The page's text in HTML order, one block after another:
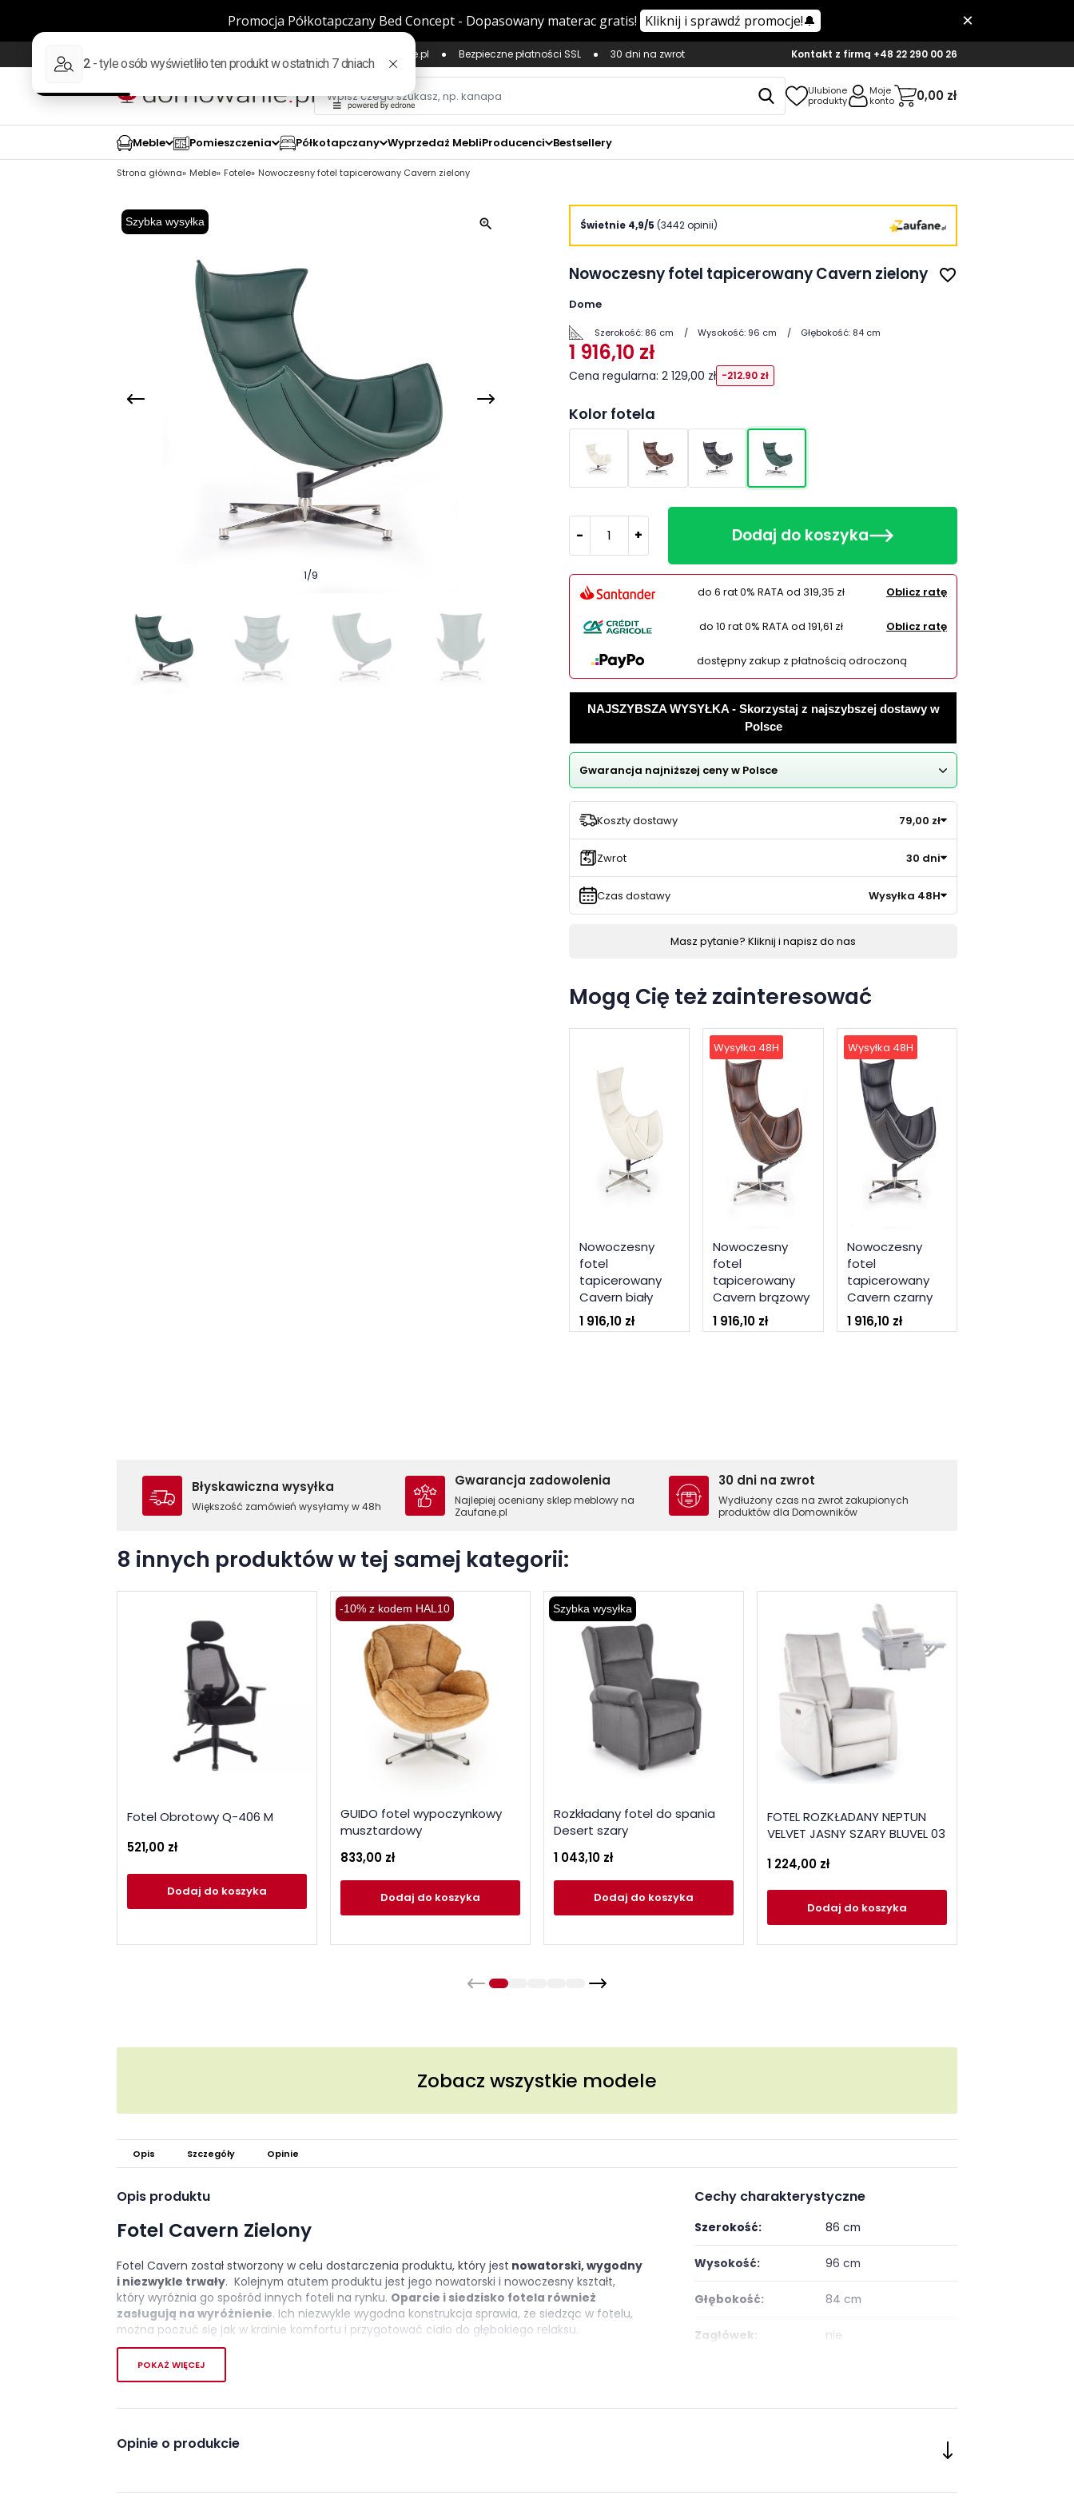
98% pozytywnych opinii według Zaufane.pl Bezpieczne płatności SSL 30 dni na zwrot Kontakt z firmą +48 22 290 00 26
Ulubione
produkty
Moje
konto
0,00 zł
Meble Pomieszczenia Półkotapczany Wyprzedaż MebliProducenci Bestsellery
Strona główna Meble Fotele Nowoczesny fotel tapicerowany Cavern zielony
Szybka wysyłka
1/9
zoom_in Świetnie 4,9/5 (3442 opinii)
Nowoczesny fotel tapicerowany Cavern zielony favorite_border
Dome
Szerokość: 86 cm Wysokość: 96 cm Głębokość: 84 cm
1 916,10 zł
Cena regularna: 2 129,00 zł -212.90 zł
Kolor fotela
- + Dodaj do koszyka
do 6 rat 0% RATA od 319,35 zł Oblicz ratę
do 10 rat 0% RATA od 191,61 zł Oblicz ratę
dostępny zakup z płatnością odroczoną
NAJSZYBSZA WYSYŁKA - Skorzystaj z najszybszej dostawy w
Polsce
Gwarancja najniższej ceny w Polsce
Koszty dostawy 79,00 zł
Zwrot 30 dni
Czas dostawy Wysyłka 48H
Masz pytanie? Kliknij i napisz do nas
Mogą Cię też zainteresować
Nowoczesny
fotel
tapicerowany
Cavern biały
1 916,10 zł
Wysyłka 48H
Nowoczesny
fotel
tapicerowany
Cavern brązowy
1 916,10 zł
Wysyłka 48H
Nowoczesny
fotel
tapicerowany
Cavern czarny
1 916,10 zł
Błyskawiczna wysyłka
Większość zamówień wysyłamy w 48h
Gwarancja zadowolenia
Najlepiej oceniany sklep meblowy na
Zaufane.pl
30 dni na zwrot
Wydłużony czas na zwrot zakupionych
produktów dla Domowników
8 innych produktów w tej samej kategorii:
Fotel Obrotowy Q-406 M
521,00 zł
Dodaj do koszyka
-10% z kodem HAL10
GUIDO fotel wypoczynkowy
musztardowy
833,00 zł
Dodaj do koszyka
Szybka wysyłka
Rozkładany fotel do spania
Desert szary
1 043,10 zł
Dodaj do koszyka
FOTEL ROZKŁADANY NEPTUN
VELVET JASNY SZARY BLUVEL 03
1 224,00 zł
Dodaj do koszyka
Zobacz wszystkie modele
Opis Szczegóły Opinie
Opis produktu
Fotel Cavern Zielony
Fotel Cavern został stworzony w celu dostarczenia produktu, który jest nowatorski, wygodny
i niezwykle trwały. Kolejnym atutem produktu jest jego nowatorski i nowoczesny kształt,
który wyróżnia go spośród innych foteli na rynku. Oparcie i siedzisko fotela również
zasługują na wyróżnienie. Ich niezwykle wygodna konstrukcja sprawia, że siedząc w fotelu,
można poczuć się jak w krainie komfortu i przygotować ciało do głębokiego relaksu.
Wysokiej jakości materiały
fotela, jest wzmocniona twardym, trwałym rdzeniem ze stali nierdzewnej.
Cechy charakterystyczne
Szerokość: 86 cm
Wysokość: 96 cm
Głębokość: 84 cm
Zagłówek: nie
Styl: nowoczesny
POKAŻ WIĘCEJ
Opinie o produkcie